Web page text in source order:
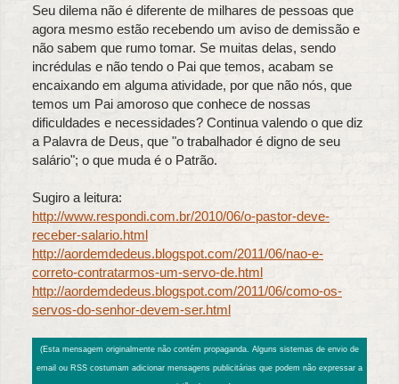
Seu dilema não é diferente de milhares de pessoas que
agora mesmo estão recebendo um aviso de demissão e
não sabem que rumo tomar. Se muitas delas, sendo
incrédulas e não tendo o Pai que temos, acabam se
encaixando em alguma atividade, por que não nós, que
temos um Pai amoroso que conhece de nossas
dificuldades e necessidades? Continua valendo o que diz
a Palavra de Deus, que "o trabalhador é digno de seu
salário"; o que muda é o Patrão.
Sugiro a leitura:
http://www.respondi.com.br/2010/06/o-pastor-deve-
receber-salario.html
http://aordemdedeus.blogspot.com/2011/06/nao-e-
correto-contratarmos-um-servo-de.html
http://aordemdedeus.blogspot.com/2011/06/como-os-
servos-do-senhor-devem-ser.html
(Esta mensagem originalmente não contém propaganda. Alguns sistemas de envio de
email ou RSS costumam adicionar mensagens publicitárias que podem não expressar a